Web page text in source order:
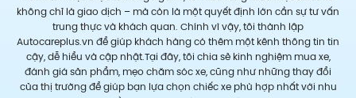
không chỉ là giao dịch – mà còn là một quyết định lớn cần sự tư vấn
trung thực và khách quan. Chính vì vậy, tôi thành lập
Autocareplus.vn để giúp khách hàng có thêm một kênh thông tin tin
cậy, dễ hiểu và cập nhật.Tại đây, tôi chia sẻ kinh nghiệm mua xe,
đánh giá sản phẩm, mẹo chăm sóc xe, cũng như những thay đổi
của thị trường để giúp bạn lựa chọn chiếc xe phù hợp nhất với nhu